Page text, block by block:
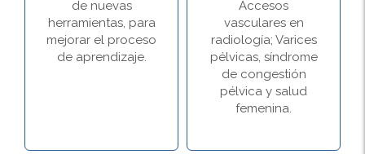
de nuevas
herramientas, para
mejorar el proceso
de aprendizaje.
Accesos
vasculares en
radiología; Varices
pélvicas, síndrome
de congestión
pélvica y salud
femenina.